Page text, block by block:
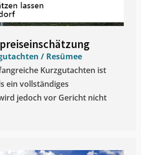
/ Resümee
Kurzgutachten ist
ein vollständiges
jedoch vor Gericht nicht